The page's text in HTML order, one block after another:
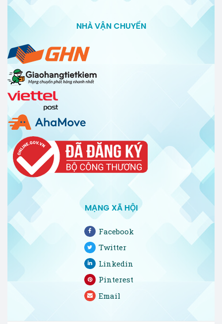
NHÀ VẬN CHUYỂN
MẠNG XÃ HỘI
Facebook
Twitter
Linkedin
Pinterest
Email